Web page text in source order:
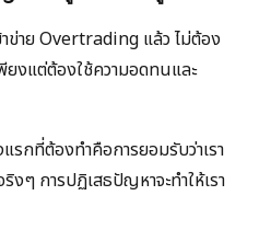
าข่าย Overtrading แล้ว ไม่ต้อง
ยงแต่ต้องใช้ความอดทนและ
รกที่ต้องทำคือการยอมรับว่าเรา
ๆ การปฏิเสธปัญหาจะทำให้เรา